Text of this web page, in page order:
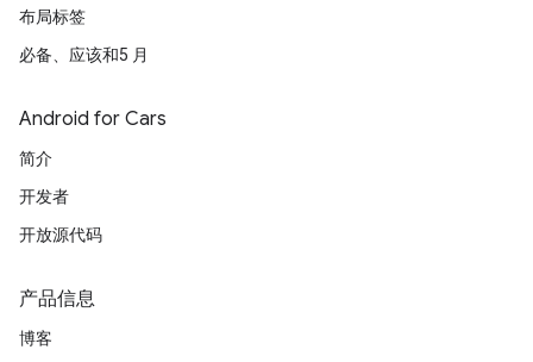
布局标签
必备、应该和5 月
Android for Cars
简介
开发者
开放源代码
产品信息
博客